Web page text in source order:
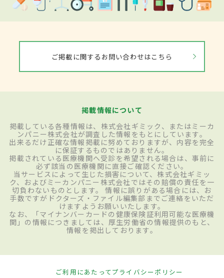
ご掲載に関するお問い合わせはこちら
掲載情報について
掲載している各種情報は、株式会社ギミック、またはミーカ
ンパニー株式会社が調査した情報をもとにしています。
出来るだけ正確な情報掲載に努めておりますが、内容を完全
に保証するものではありません。
掲載されている医療機関へ受診を希望される場合は、事前に
必ず該当の医療機関に直接ご確認ください。
当サービスによって生じた損害について、株式会社ギミッ
ク、およびミーカンパニー株式会社ではその賠償の責任を一
切負わないものとします。 情報に誤りがある場合には、お
手数ですがドクターズ・ファイル編集部までご連絡をいただ
けますようお願いいたします。
なお、「マイナンバーカードの健康保険証利用可能な医療機
関」の情報につきましては、厚生労働省の情報提供のもと、
情報を掲出しております。
ご利用にあたってプライバシーポリシー